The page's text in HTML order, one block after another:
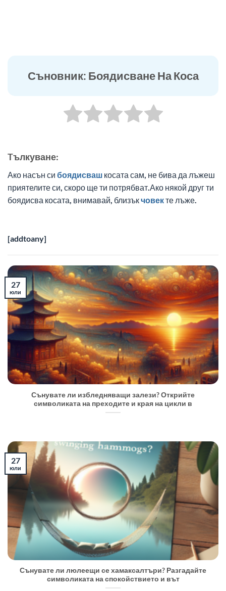
Съновник: Боядисване На Коса
Tълкуване:
Ако насън си боядисваш косата сам, не бива да лъжеш
приятелите си, скоро ще ти потрябват.Ако някой друг ти
боядисва косата, внимавай, близъкчовекте лъже.
[addtoany]
Сънувате ли избледняващи залези? Открийте
символиката на преходите и края на цикли в
27
юли
Сънувате ли люлеещи се хамаксалтъри? Разгадайте
символиката на спокойствието и вът
27
юли